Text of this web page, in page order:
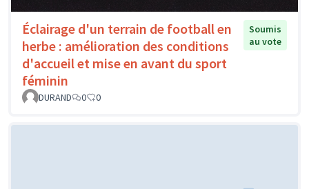
Éclairage d'un terrain de football en
herbe : amélioration des conditions
d'accueil et mise en avant du sport
féminin
Soumis
au vote
DURAND 0 0